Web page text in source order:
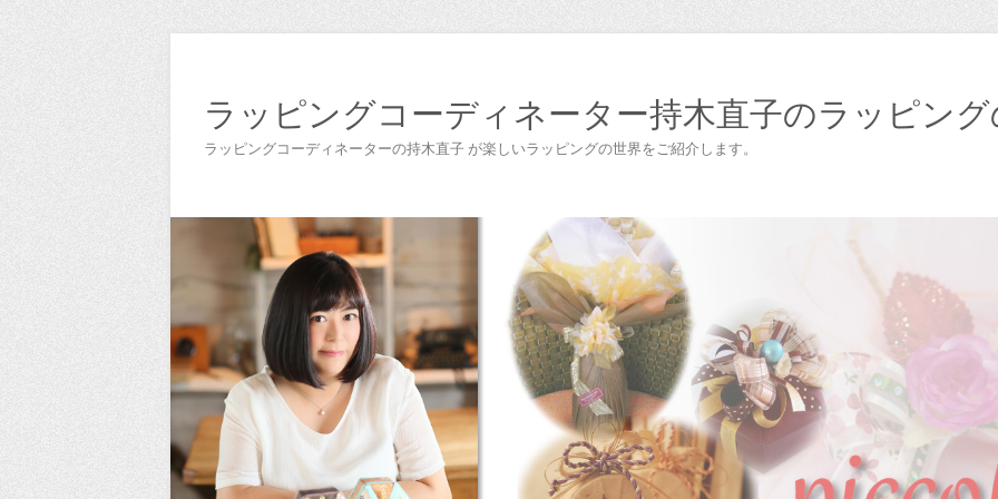
ラッピングコーディネーター持木直子のラッピン
ラッピングコーディネーターの持木直子 が楽しいラッピングの世界をご紹介します。